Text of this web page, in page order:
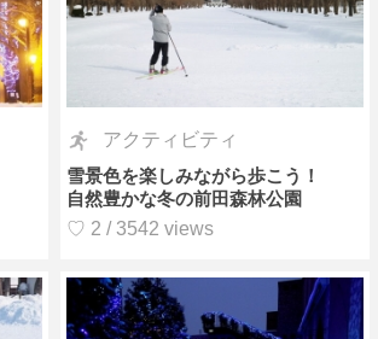
アクティビティ
雪景色を楽しみながら歩こう！
自然豊かな冬の前田森林公園
♡ 2 / 3542 views